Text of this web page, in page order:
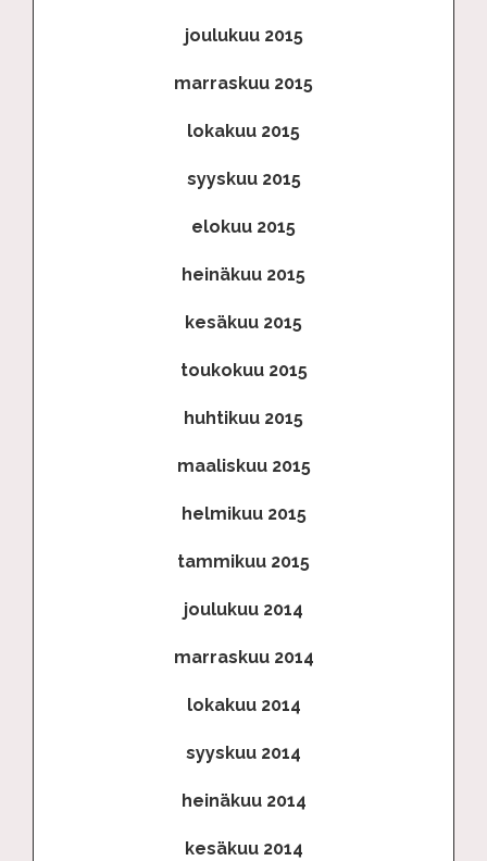
joulukuu 2015
marraskuu 2015
lokakuu 2015
syyskuu 2015
elokuu 2015
heinäkuu 2015
kesäkuu 2015
toukokuu 2015
huhtikuu 2015
maaliskuu 2015
helmikuu 2015
tammikuu 2015
joulukuu 2014
marraskuu 2014
lokakuu 2014
syyskuu 2014
heinäkuu 2014
kesäkuu 2014